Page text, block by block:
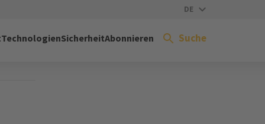
DE
TechnologienSicherheitAbonnieren Suche